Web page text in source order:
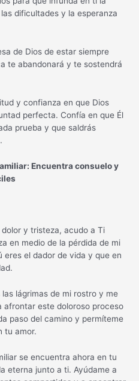
dificultades y la esperanza
de Dios de estar siempre
te abandonará y te sostendrá
y confianza en que Dios
perfecta. Confía en que Él
prueba y que saldrás
Encuentra consuelo y
y tristeza, acudo a Ti
en medio de la pérdida de mi
eres el dador de vida y que en
lágrimas de mi rostro y me
afrontar este doloroso proceso
paso del camino y permíteme
tu amor.
se encuentra ahora en tu
eterna junto a ti. Ayúdame a